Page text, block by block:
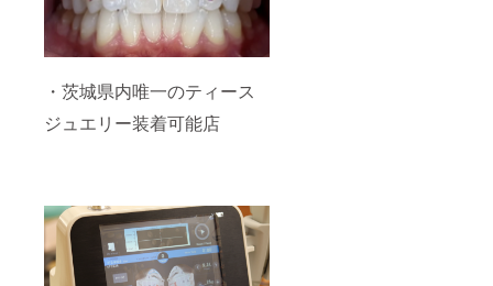
・茨城県内唯一のティース
ジュエリー装着可能店